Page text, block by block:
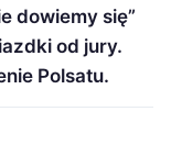
dowiemy się”
od jury.
Polsatu.